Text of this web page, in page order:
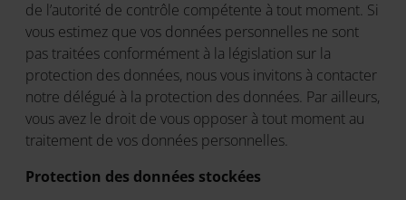
de l’autorité de contrôle compétente à tout moment. Si
vous estimez que vos données personnelles ne sont
pas traitées conformément à la législation sur la
protection des données, nous vous invitons à contacter
notre délégué à la protection des données. Par ailleurs,
vous avez le droit de vous opposer à tout moment au
traitement de vos données personnelles.
Protection des données stockées